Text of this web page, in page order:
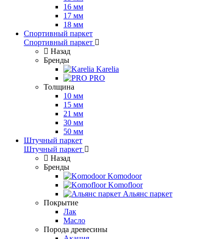
16 мм
17 мм
18 мм
Спортивный паркет
Спортивный паркет
Назад
Бренды
Karelia
PRO
Толщина
10 мм
15 мм
21 мм
30 мм
50 мм
Штучный паркет
Штучный паркет
Назад
Бренды
Komodoor
Komofloor
Альянс паркет
Покрытие
Лак
Масло
Порода древесины